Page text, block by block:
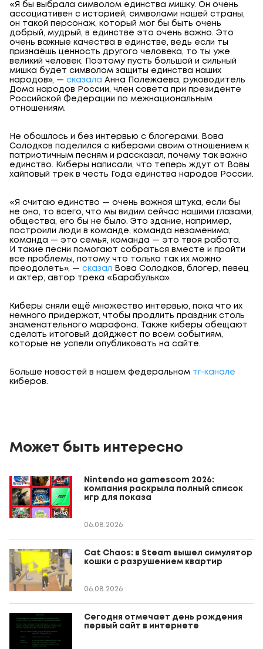
«Я бы выбрала символом единства мишку. Он очень
ассоциативен с историей, символами нашей страны,
он такой персонаж, который мог бы быть очень
добрый, мудрый, в единстве это очень важно. Это
очень важные качества в единстве, ведь если ты
признаёшь ценность другого человека, то ты уже
великий человек. Поэтому пусть большой и сильный
мишка будет символом защиты единства наших
народов», — сказала Анна Полежаева, руководитель
Дома народов России, член совета при президенте
Российской Федерации по межнациональным
отношениям.
Не обошлось и без интервью с блогерами. Вова
Солодков поделился с киберами своим отношением к
патриотичным песням и рассказал, почему так важно
единство. Киберы написали, что теперь ждут от Вовы
хайповый трек в честь Года единства народов России.
«Я считаю единство — очень важная штука, если бы
не оно, то всего, что мы видим сейчас нашими глазами,
общества, его бы не было. Это здание, например,
построили люди в команде, команда незаменима,
команда — это семья, команда — это твоя работа.
И такие песни помогают собраться вместе и пройти
все проблемы, потому что только так их можно
преодолеть», — сказал Вова Солодков, блогер, певец
и актер, автор трека «Барабулька».
Киберы сняли ещё множество интервью, пока что их
немного придержат, чтобы продлить праздник столь
знаменательного марафона. Также киберы обещают
сделать итоговый дайджест по всем событиям,
которые не успели опубликовать на сайте.
Больше новостей в нашем федеральном тг-канале
киберов.
Может быть интересно
Nintendo на gamescom 2026:
компания раскрыла полный список
игр для показа
06.08.2026
Cat Chaos: в Steam вышел симулятор
кошки с разрушением квартир
06.08.2026
Сегодня отмечает день рождения
первый сайт в интернете